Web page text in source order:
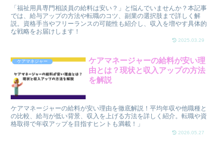
「福祉用具専門相談員の給料は安い？」と悩んでいませんか？本記事
では、給与アップの方法や転職のコツ、副業の選択肢まで詳しく解
説。資格手当やフリーランスの可能性も紹介し、収入を増やす具体的
な戦略をお届けします！
2025.03.29
ケアマネジャー
ケアマネージャーの給料が安い理
由とは？現状と収入アップの方法
を解説
ケアマネージャーの給料が安い理由を徹底解説！平均年収や他職種と
の比較、給与が低い背景、収入を上げる方法を詳しく紹介。転職や資
格取得で年収アップを目指すヒントも満載！」
2026.05.27